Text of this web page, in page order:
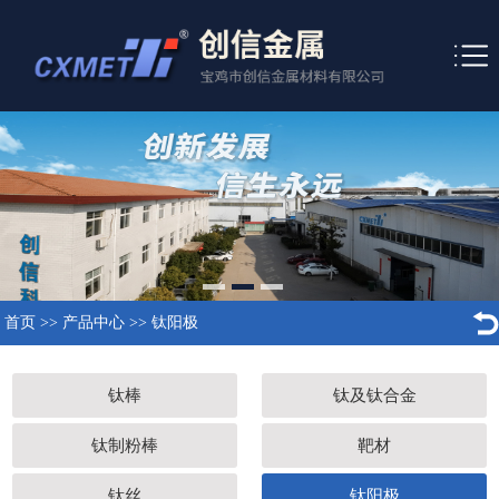
首页 >> 产品中心 >> 钛阳极
钛棒 钛及钛合金
钛制粉棒 靶材